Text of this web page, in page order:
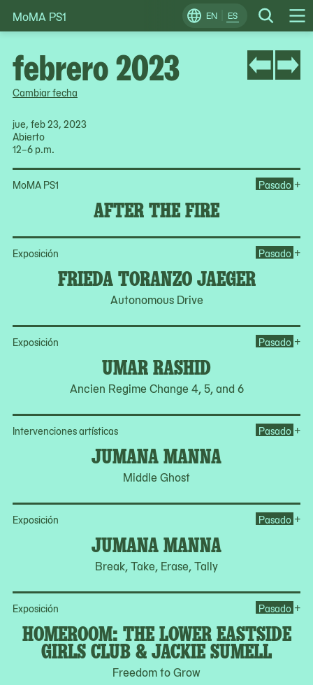
Skip
to
EN ES Search
Change
Locale
MoMA PS1
Cambiar fecha
jue, feb 23, 2023
Abierto
12–6 p.m.
MoMA PS1
AFTER THE FIRE
Pasado +
Exposición
FRIEDA TORANZO JAEGER
Autonomous Drive
Pasado +
Exposición
UMAR RASHID
Ancien Regime Change 4, 5, and 6
Pasado +
Intervenciones artísticas
JUMANA MANNA
Middle Ghost
Pasado +
Exposición
JUMANA MANNA
Break, Take, Erase, Tally
Pasado +
Exposición
HOMEROOM: THE LOWER EASTSIDE
GIRLS CLUB & JACKIE SUMELL
Freedom to Grow
Pasado +
febrero 2023